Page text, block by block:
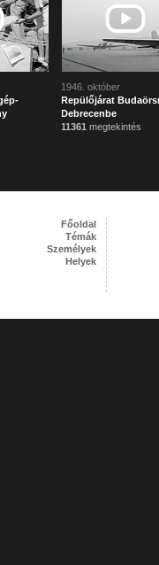
1946. október
Repülőjárat
Debrecenbe
11361 megtekintés
Főoldal
Témák
Személyek
Helyek